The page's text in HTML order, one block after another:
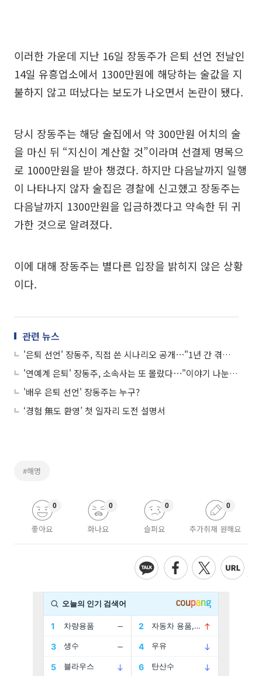
이러한 가운데 지난 16일 장동주가 은퇴 선언 전날인
14일 유흥업소에서 1300만원에 해당하는 술값을 지
불하지 않고 떠났다는 보도가 나오면서 논란이 됐다.
당시 장동주는 해당 술집에서 약 300만원 어치의 술
을 마신 뒤 “지신이 계산할 것”이라며 선결제 명목으
로 1000만원을 받아 챙겼다. 하지만 다음날까지 일행
이 나타나지 않자 술집은 경찰에 신고했고 장동주는
다음날까지 1300만원을 입금하겠다고 약속한 뒤 귀
가한 것으로 알려졌다.
이에 대해 장동주는 별다른 입장을 밝히지 않은 상황
이다.
관련 뉴스
'은퇴 선언' 장동주, 직접 쓴 시나리오 공개⋯"1년 간 겪은 고통과 기억 담았다"
'연예계 은퇴' 장동주, 소속사는 또 몰랐다⋯"이야기 나눈 것 없어"
'배우 은퇴 선언' 장동주는 누구?
‘경험 無도 환영’ 첫 일자리 도전 설명서
#해명
좋아요
0
화나요
0
슬퍼요
0
추가취재 원해요
0